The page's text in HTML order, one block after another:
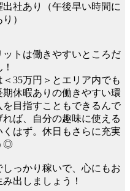
社あり（午後早い時間に
）
ットは働きやすいところだ
35万円＞とエリア内でも
休暇ありの働きやすい環
目指すこともできるんで
ば、自分の趣味に使える
はず。休日もさらに充実
◎
っかり稼いで、心にもお
出しましょう！